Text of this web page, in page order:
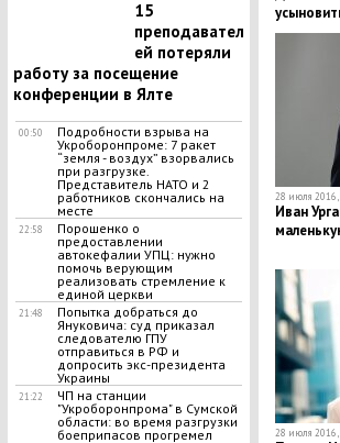
15
преподавател
ей потеряли
работу за посещение
конференции в Ялте
00:50
Подробности взрыва на
Укроборонпроме: 7 ракет
“земля - воздух” взорвались
при разгрузке.
Представитель НАТО и 2
работников скончались на
месте
22:58
Порошенко о
предоставлении
автокефалии УПЦ: нужно
помочь верующим
реализовать стремление к
единой церкви
21:48
Попытка добраться до
Януковича: суд приказал
следователю ГПУ
отправиться в РФ и
допросить экс-президента
Украины
21:22
ЧП на станции
"Укроборонпрома" в Сумской
области: во время разгрузки
боеприпасов прогремел
28 июля 2016,
Иван
28 июля 2016,